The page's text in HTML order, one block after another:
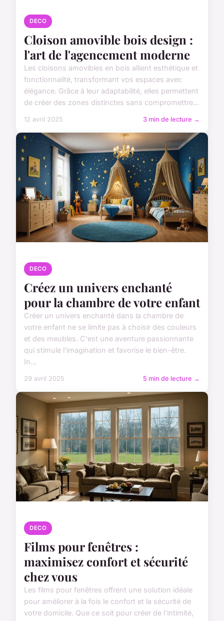
DECO
Cloison amovible bois design :
l'art de l'agencement moderne
Les cloisons amovibles en bois allient esthétique et
fonctionnalité, transformant vos espaces avec
élégance. Grâce à leur adaptabilité, elles permettent
de créer des zones distinctes sans compromettre...
12 avril 2025 3 min de lecture →
DECO
Créez un univers enchanté
pour la chambre de votre enfant
Créer un univers enchanté dans la chambre de
votre enfant ne se limite pas à choisir des couleurs
et des meubles. C'est une aventure passionnante
qui stimule l'imagination et favorise le bien-être.
In...
29 avril 2025 5 min de lecture →
DECO
Films pour fenêtres :
maximisez confort et sécurité
chez vous
Les films pour fenêtres offrent une solution idéale
pour améliorer à la fois le confort et la sécurité de
votre domicile. Que ce soit pour créer de l'intimité,